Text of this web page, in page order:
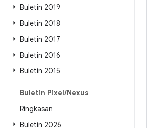
Buletin 2019
Buletin 2018
Buletin 2017
Buletin 2016
Buletin 2015
Buletin Pixel/Nexus
Ringkasan
Buletin 2026